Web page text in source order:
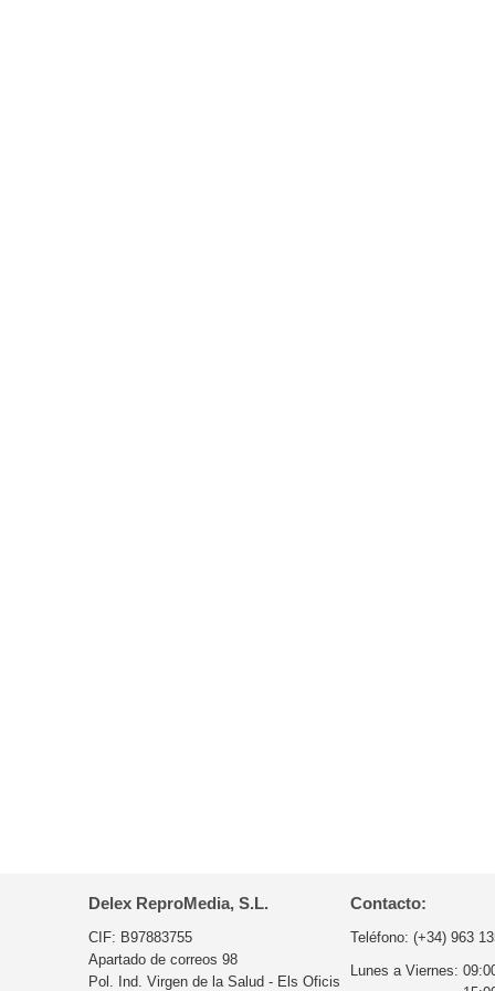
Delex ReproMedia, S.L.
CIF: B97883755
Apartado de correos 98
Pol. Ind. Virgen de la Salud - Els Oficis
Contacto:
Teléfono: (+34) 963
Lunes a Viernes: